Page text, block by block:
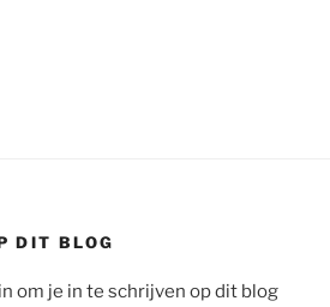
DIT BLOG
om je in te schrijven op dit blog